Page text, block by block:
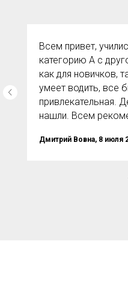
Всем привет,
категорию А с
как для новичков,
умеет водить, все
привлекательная.
нашли. Всем
Дмитрий Вовна, 8 июля